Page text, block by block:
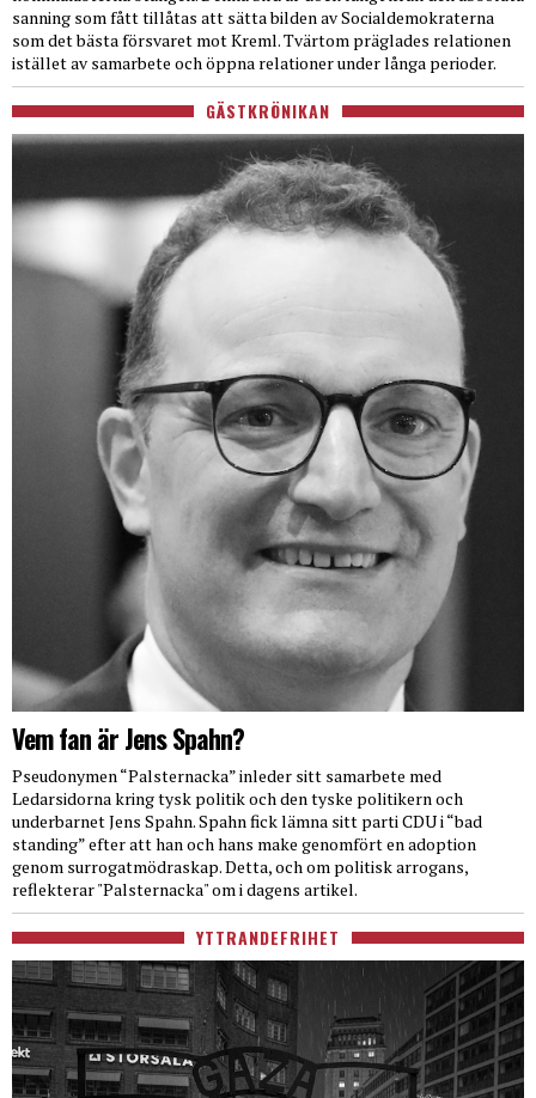
sanning som fått tillåtas att sätta bilden av Socialdemokraterna
som det bästa försvaret mot Kreml. Tvärtom präglades relationen
istället av samarbete och öppna relationer under långa perioder.
GÄSTKRÖNIKAN
Vem fan är Jens Spahn?
Pseudonymen “Palsternacka” inleder sitt samarbete med
Ledarsidorna kring tysk politik och den tyske politikern och
underbarnet Jens Spahn. Spahn fick lämna sitt parti CDU i “bad
standing” efter att han och hans make genomfört en adoption
genom surrogatmödraskap. Detta, och om politisk arrogans,
reflekterar "Palsternacka" om i dagens artikel.
YTTRANDEFRIHET